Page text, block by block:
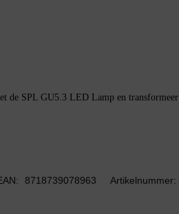
de SPL GU5.3 LED Lamp en transformeer
8718739078963 Artikelnummer: